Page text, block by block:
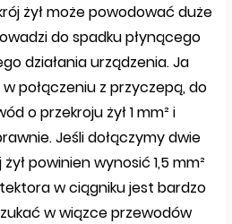
żył może powodować duże
do spadku płynącego
działania urządzenia. Ja
połączeniu z przyczepą, do
o przekroju żył 1 mm² i
Jeśli dołączymy dwie
powinien wynosić 1,5 mm²
w ciągniku jest bardzo
w wiązce przewodów